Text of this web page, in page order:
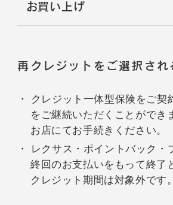
お買い上げ
再クレジットをご選択され
クレジット一体型保険をご契
をご継続いただくことができ
お店にてお手続きください。
レクサス・ポイントバック・
終回のお支払いをもって終了
クレジット期間は対象外です。